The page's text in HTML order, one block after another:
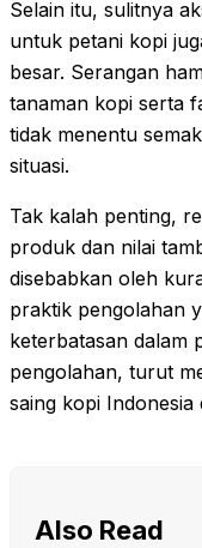
Selain itu, sulitnya
untuk petani kopi
besar. Serangan
tanaman kopi serta
tidak menentu
situasi.
Tak kalah penting,
produk dan nilai
disebabkan oleh
praktik pengolahan
keterbatasan dalam
pengolahan, turut
saing kopi Indonesia
Also Read